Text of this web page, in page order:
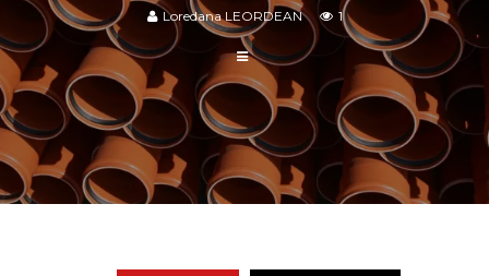
Loredana LEORDEAN 1